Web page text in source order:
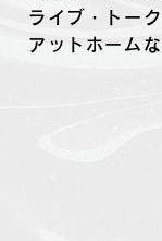
ライブ・トー
アットホーム